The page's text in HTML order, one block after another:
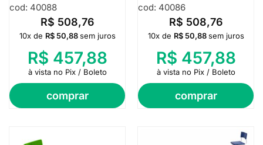
cod: 40088
R$ 508,76
comprar
10x de R$50,88 sem juros
R$ 457,88
à vista no Pix / Boleto
cod: 40086
R$ 508,76
comprar
10x de R$50,88 sem juros
R$ 457,88
à vista no Pix / Boleto